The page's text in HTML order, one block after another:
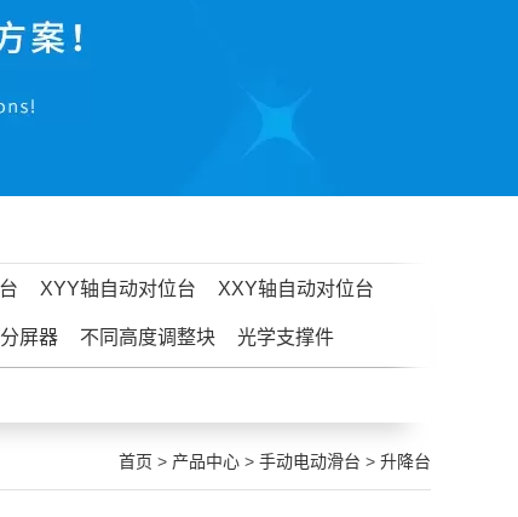
XYY轴自动对位台 XXY轴自动对位台
分屏器 不同高度调整块 光学支撑件
首页 > 产品中心 > 手动电动滑台 > 升降台